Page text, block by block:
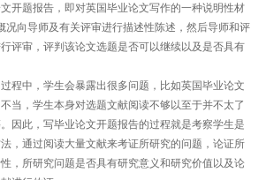
开题报告，即对英国毕业论文写作的一种说明性材
况向导师及有关评审进行描述性陈述，然后导师和评
评审，评判该论文选题是否可以继续以及是否具有
程中，学生会暴露出很多问题，比如英国毕业论文
当，学生本身对选题文献阅读不够以至于并不太了
因此，写毕业论文开题报告的过程就是考察学生是
，通过阅读大量文献来考证所研究的问题，论证所
，所研究问题是否具有研究意义和研究价值以及论